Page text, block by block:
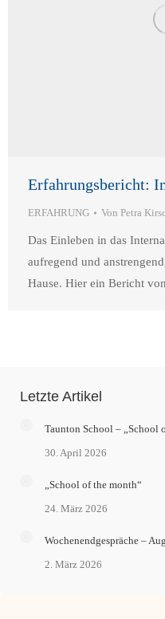
Erfahrungsbericht:
ERFAHRUNG Von Petra
Das Einleben in das
aufregend und
Hause. Hier ein Bericht
Letzte Artikel
Taunton School – „School
30. April 2026
„School of the month“
24. März 2026
Wochenendgespräche –
2. März 2026